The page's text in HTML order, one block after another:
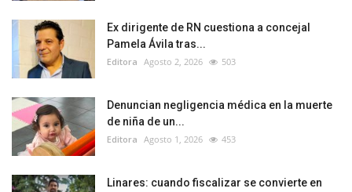
Ex dirigente de RN cuestiona a concejal
Pamela Ávila tras...
Editora Agosto 2, 2026 503
Denuncian negligencia médica en la muerte
de niña de un...
Editora Agosto 1, 2026 453
Linares: cuando fiscalizar se convierte en